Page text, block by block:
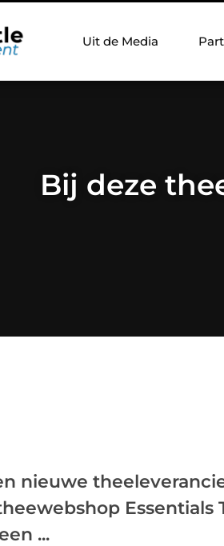
Uit de Media
Bij deze
nieuwe
Essentials
...